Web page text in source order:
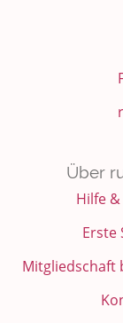
Über
Hilfe
Erste
Mitgliedschaft